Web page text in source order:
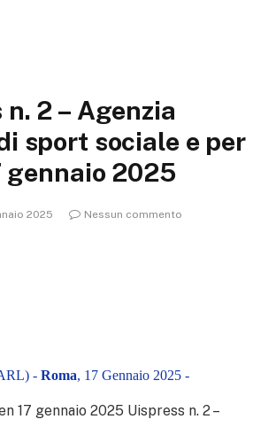
2 – Agenzia
sport sociale e per
gennaio 2025
2025
Nessun commento
- Roma, 17 Gennaio 2025 -
17 gennaio 2025 Uispress n. 2 –